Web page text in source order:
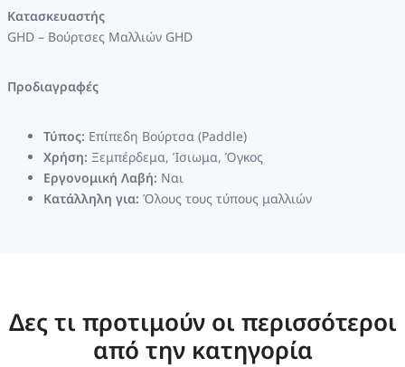
Κατασκευαστής
GHD – Βούρτσες Μαλλιών GHD
Προδιαγραφές
Τύπος: Επίπεδη Βούρτσα (Paddle)
Χρήση: Ξεμπέρδεμα, Ίσιωμα, Όγκος
Εργονομική Λαβή: Ναι
Κατάλληλη για: Όλους τους τύπους μαλλιών
Δες τι προτιμούν οι περισσότεροι
από την κατηγορία